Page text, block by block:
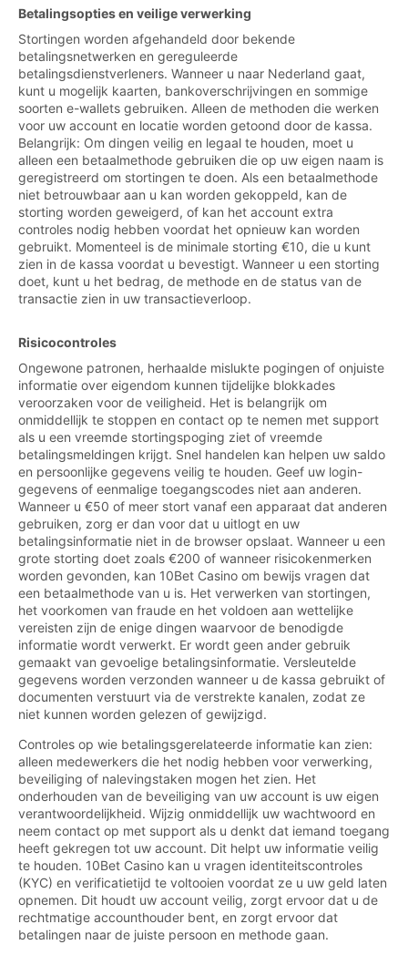
Betalingsopties en veilige verwerking
Stortingen worden afgehandeld door bekende
betalingsnetwerken en gereguleerde
betalingsdienstverleners. Wanneer u naar Nederland gaat,
kunt u mogelijk kaarten, bankoverschrijvingen en sommige
soorten e-wallets gebruiken. Alleen de methoden die werken
voor uw account en locatie worden getoond door de kassa.
Belangrijk: Om dingen veilig en legaal te houden, moet u
alleen een betaalmethode gebruiken die op uw eigen naam is
geregistreerd om stortingen te doen. Als een betaalmethode
niet betrouwbaar aan u kan worden gekoppeld, kan de
storting worden geweigerd, of kan het account extra
controles nodig hebben voordat het opnieuw kan worden
gebruikt. Momenteel is de minimale storting €10, die u kunt
zien in de kassa voordat u bevestigt. Wanneer u een storting
doet, kunt u het bedrag, de methode en de status van de
transactie zien in uw transactieverloop.
Risicocontroles
Ongewone patronen, herhaalde mislukte pogingen of onjuiste
informatie over eigendom kunnen tijdelijke blokkades
veroorzaken voor de veiligheid. Het is belangrijk om
onmiddellijk te stoppen en contact op te nemen met support
als u een vreemde stortingspoging ziet of vreemde
betalingsmeldingen krijgt. Snel handelen kan helpen uw saldo
en persoonlijke gegevens veilig te houden. Geef uw login-
gegevens of eenmalige toegangscodes niet aan anderen.
Wanneer u €50 of meer stort vanaf een apparaat dat anderen
gebruiken, zorg er dan voor dat u uitlogt en uw
betalingsinformatie niet in de browser opslaat. Wanneer u een
grote storting doet zoals €200 of wanneer risicokenmerken
worden gevonden, kan 10Bet Casino om bewijs vragen dat
een betaalmethode van u is. Het verwerken van stortingen,
het voorkomen van fraude en het voldoen aan wettelijke
vereisten zijn de enige dingen waarvoor de benodigde
informatie wordt verwerkt. Er wordt geen ander gebruik
gemaakt van gevoelige betalingsinformatie. Versleutelde
gegevens worden verzonden wanneer u de kassa gebruikt of
documenten verstuurt via de verstrekte kanalen, zodat ze
niet kunnen worden gelezen of gewijzigd.
Controles op wie betalingsgerelateerde informatie kan zien:
alleen medewerkers die het nodig hebben voor verwerking,
beveiliging of nalevingstaken mogen het zien. Het
onderhouden van de beveiliging van uw account is uw eigen
verantwoordelijkheid. Wijzig onmiddellijk uw wachtwoord en
neem contact op met support als u denkt dat iemand toegang
heeft gekregen tot uw account. Dit helpt uw informatie veilig
te houden. 10Bet Casino kan u vragen identiteitscontroles
(KYC) en verificatietijd te voltooien voordat ze u uw geld laten
opnemen. Dit houdt uw account veilig, zorgt ervoor dat u de
rechtmatige accounthouder bent, en zorgt ervoor dat
betalingen naar de juiste persoon en methode gaan.